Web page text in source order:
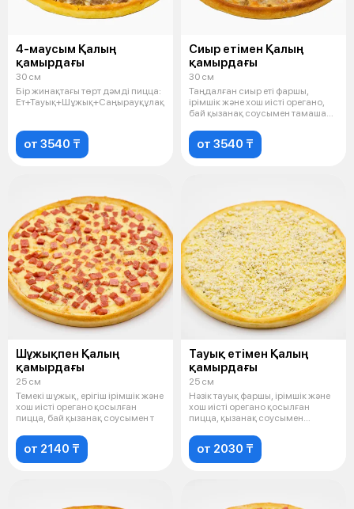
4-маусым Қалың
қамырдағы
30 см
Бір жинақтағы төрт дәмді пицца:
Ет+Тауық+Шұжық+Саңырауқұлақ.
от 3540 ₸
Сиыр етімен Қалың
қамырдағы
30 см
Таңдалған сиыр еті фаршы,
ірімшік және хош иісті орегано,
бай қызанақ соусымен тамаша
от 3540 ₸
Шұжықпен Қалың
қамырдағы
25 см
Темекі шұжық, ерігіш ірімшік және
хош иісті орегано қосылған
пицца, бай қызанақ соусымен т
от 2140 ₸
Тауық етімен Қалың
қамырдағы
25 см
Нәзік тауық фаршы, ірімшік және
хош иісті орегано қосылған
пицца, қызанақ соусымен
от 2030 ₸